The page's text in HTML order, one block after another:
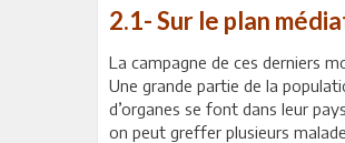
2.1- Sur le plan
La campagne de ces derniers
Une grande partie de la
d’organes se font dans leur
on peut greffer plusieurs